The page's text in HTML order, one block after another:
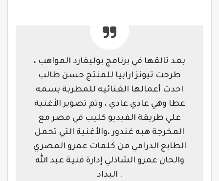
بعد تالقها في برنامج بوليفارد المواهب ،
طرحت تيونز ارابيا للمنتج حسن طالب
احدث أعمالها الغنائيه للمطربة بسمه
عطا وهي عادي عادي ، وتم تصوير الأغنية
علي طريقة الفيديو كليب في مصر مع
المخرجة هبه غندور ،والأغنية التي تحمل
الطابع الدرامي من كلمات عمرو المصري
والحان عمرو الشاذلي إدارة فنية عبد الله
البداد .